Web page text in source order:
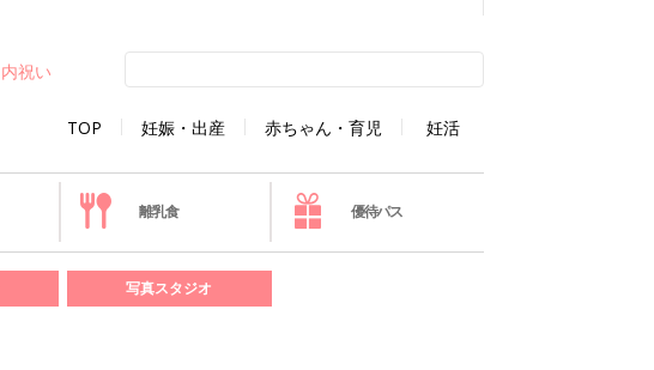
TOP 妊娠・出産 赤ちゃん・育児 妊活
内祝い
離乳食 優待パス
写真スタジオ